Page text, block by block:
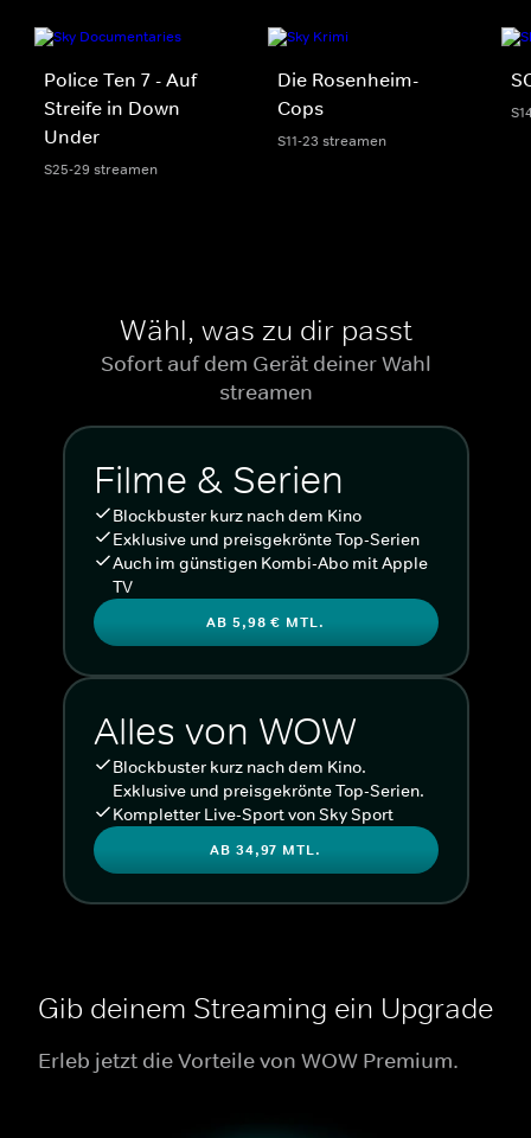
Police Ten 7 - Auf
Streife in Down
Under
S25-29 streamen
Die Rosenheim-
Cops
S11-23 streamen
Wähl, was zu dir passt
Sofort auf dem Gerät deiner Wahl
streamen
Filme & Serien
Blockbuster kurz nach dem Kino
Exklusive und preisgekrönte Top-Serien
Auch im günstigen Kombi-Abo mit Apple
TV
AB 5,98 € MTL.
Alles von WOW
Blockbuster kurz nach dem Kino.
Exklusive und preisgekrönte Top-Serien.
Kompletter Live-Sport von Sky Sport
AB 34,97 MTL.
Gib deinem Streaming ein Upgrade
Erleb jetzt die Vorteile von WOW Premium.